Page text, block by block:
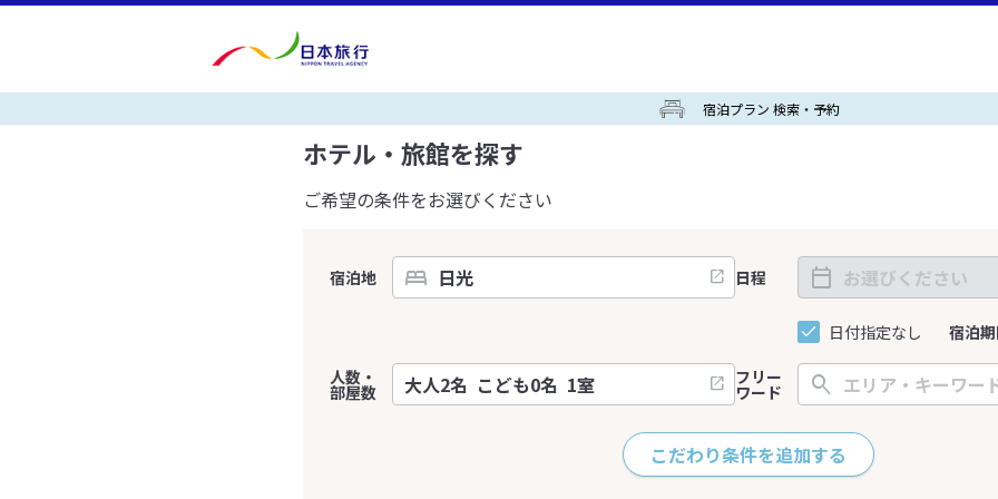
宿泊プラン 検索・予約
ホテル・旅館を探す
ご希望の条件をお選びください
宿泊地 日程
日付指定なし 宿泊
人数・
部屋数
フリー
ワード
こだわり条件を追加する